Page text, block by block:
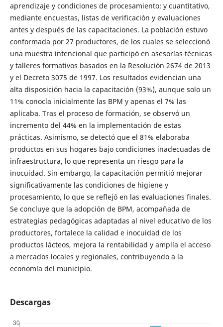
aprendizaje y condiciones de procesamiento; y cuantitativo,
mediante encuestas, listas de verificación y evaluaciones
antes y después de las capacitaciones. La población estuvo
conformada por 27 productores, de los cuales se seleccionó
una muestra intencional que participó en asesorías técnicas
y talleres formativos basados en la Resolución 2674 de 2013
y el Decreto 3075 de 1997. Los resultados evidencian una
alta disposición hacia la capacitación (93%), aunque solo un
11% conocía inicialmente las BPM y apenas el 7% las
aplicaba. Tras el proceso de formación, se observó un
incremento del 44% en la implementación de estas
prácticas. Asimismo, se detectó que el 81% elaboraba
productos en sus hogares bajo condiciones inadecuadas de
infraestructura, lo que representa un riesgo para la
inocuidad. Sin embargo, la capacitación permitió mejorar
significativamente las condiciones de higiene y
procesamiento, lo que se reflejó en las evaluaciones finales.
Se concluye que la adopción de BPM, acompañada de
estrategias pedagógicas adaptadas al nivel educativo de los
productores, fortalece la calidad e inocuidad de los
productos lácteos, mejora la rentabilidad y amplía el acceso
a mercados locales y regionales, contribuyendo a la
economía del municipio.
Descargas